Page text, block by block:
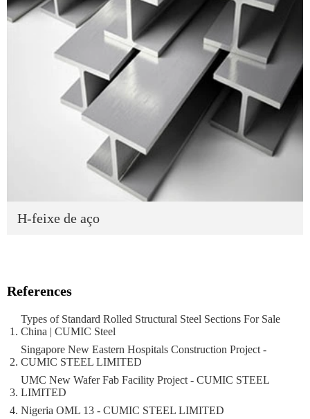
H-feixe de aço
References
Types of Standard Rolled Structural Steel Sections For Sale
China | CUMIC Steel
Singapore New Eastern Hospitals Construction Project -
CUMIC STEEL LIMITED
UMC New Wafer Fab Facility Project - CUMIC STEEL
LIMITED
Nigeria OML 13 - CUMIC STEEL LIMITED